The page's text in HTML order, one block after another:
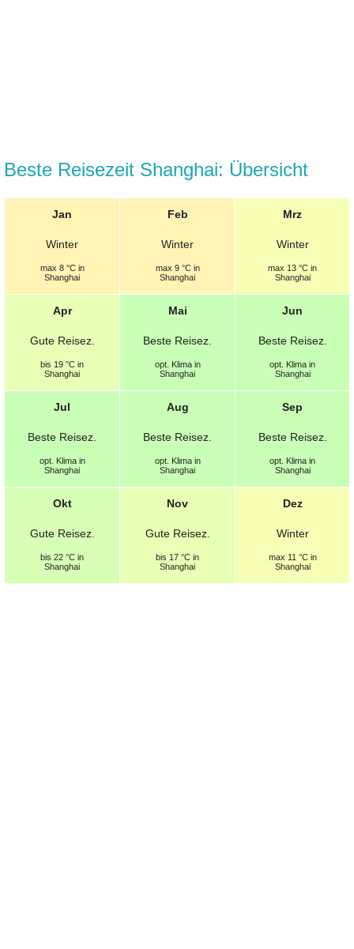
Beste Reisezeit Shanghai: Übersicht
Jan
Winter
max 8 °C in
Shanghai
Feb
Winter
max 9 °C in
Shanghai
Mrz
Winter
max 13 °C in
Shanghai
Apr
Gute Reisez.
bis 19 °C in
Shanghai
Mai
Beste Reisez.
opt.
Klima in
Shanghai
Jun
Beste Reisez.
opt.
Klima in
Shanghai
Jul
Beste Reisez.
opt.
Klima in
Shanghai
Aug
Beste Reisez.
opt.
Klima in
Shanghai
Sep
Beste Reisez.
opt.
Klima in
Shanghai
Okt
Gute Reisez.
bis 22 °C in
Shanghai
Nov
Gute Reisez.
bis 17 °C in
Shanghai
Dez
Winter
max 11 °C in
Shanghai